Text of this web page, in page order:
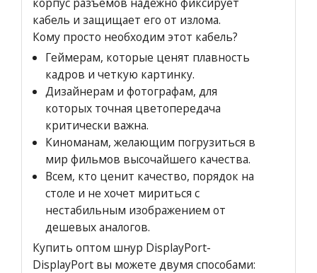
кабель и защищает его от излома.
Кому просто необходим этот кабель?
Геймерам, которые ценят плавность
кадров и четкую картинку.
Дизайнерам и фотографам, для
которых точная цветопередача
критически важна.
Киноманам, желающим погрузиться в
мир фильмов высочайшего качества.
Всем, кто ценит качество, порядок на
столе и не хочет мириться с
нестабильным изображением от
дешевых аналогов.
Купить оптом шнур DisplayPort-
DisplayPort вы можете двумя способами: